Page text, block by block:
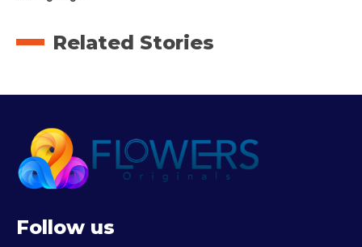
Related Stories
Follow us